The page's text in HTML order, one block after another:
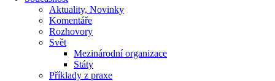
Aktuality, Novinky
Komentáře
Rozhovory
Svět
Mezinárodní organizace
Státy
Příklady z praxe